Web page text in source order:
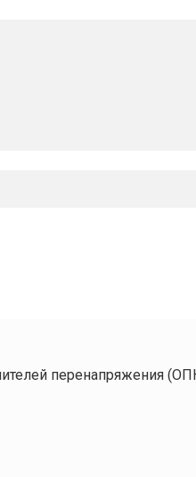
перенапряжения